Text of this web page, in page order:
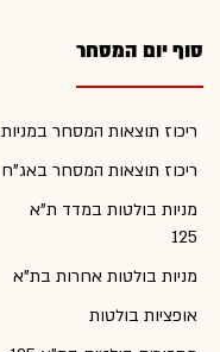
סוף יום המסחר
ריכוז תוצאות המסחר במניות
ריכוז תוצאות המסחר באג"ח
מניות בולטות במדד ת"א
125
מניות בולטות אחרות בת"א
אופציות בולטות